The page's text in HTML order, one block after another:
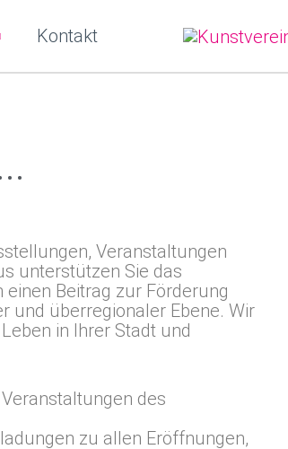
Kontakt
Veranstaltungen
unterstützen Sie das
Beitrag zur Förderung
und überregionaler Ebene. Wir
in Ihrer Stadt und
des
zu allen Eröffnungen,